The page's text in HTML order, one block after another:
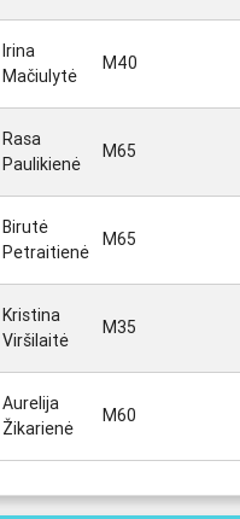
Irina
Mačiulytė
M40
Rasa
Paulikienė
M65
Birutė
Petraitienė
M65
Kristina
Viršilaitė
M35
Aurelija
Žikarienė
M60